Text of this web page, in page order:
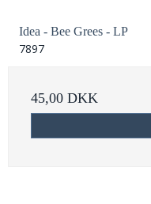
Idea - Bee Grees - LP
7897
45,00 DKK